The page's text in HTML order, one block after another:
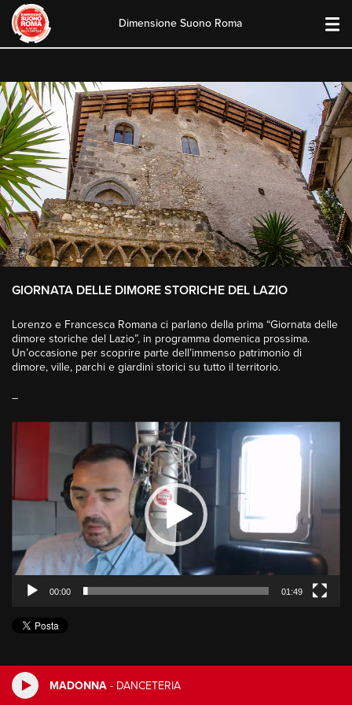
MADONNA - DANCETERIA
content
Dimensione Suono Roma
GIORNATA DELLE DIMORE STORICHE DEL LAZIO
Lorenzo e Francesca Romana ci parlano della prima “Giornata delle
dimore storiche del Lazio”, in programma domenica prossima.
Un’occasione per scoprire parte dell’immenso patrimonio di
dimore, ville, parchi e giardini storici su tutto il territorio.
–
00:00 01:49